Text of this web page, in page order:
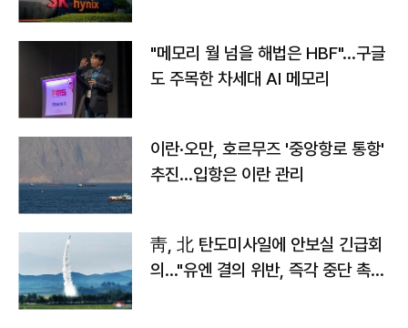
"메모리 월 넘을 해법은 HBF"…구글
도 주목한 차세대 AI 메모리
이란·오만, 호르무즈 '중앙항로 통항'
추진…입항은 이란 관리
靑, 北 탄도미사일에 안보실 긴급회
의…"유엔 결의 위반, 즉각 중단 촉